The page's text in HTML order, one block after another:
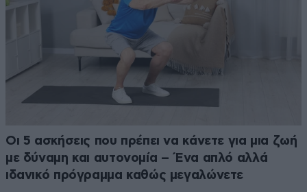
Οι 5 ασκήσεις που πρέπει να κάνετε για μια ζωή
με δύναμη και αυτονομία – Ένα απλό αλλά
ιδανικό πρόγραμμα καθώς μεγαλώνετε